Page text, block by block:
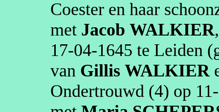
Coester en haar
met Jacob WALKIER
17‑04‑1645 te Leiden
van Gillis WALKIER
Ondertrouwd (4) op